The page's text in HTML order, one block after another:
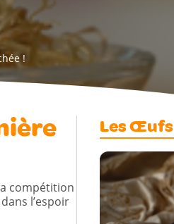
!
compétition
l’espoir
Les Œufs